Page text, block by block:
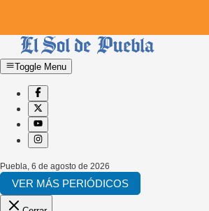
Toggle Menu
Puebla 6 de agosto de 2026
VER MÁS PERIÓDICOS